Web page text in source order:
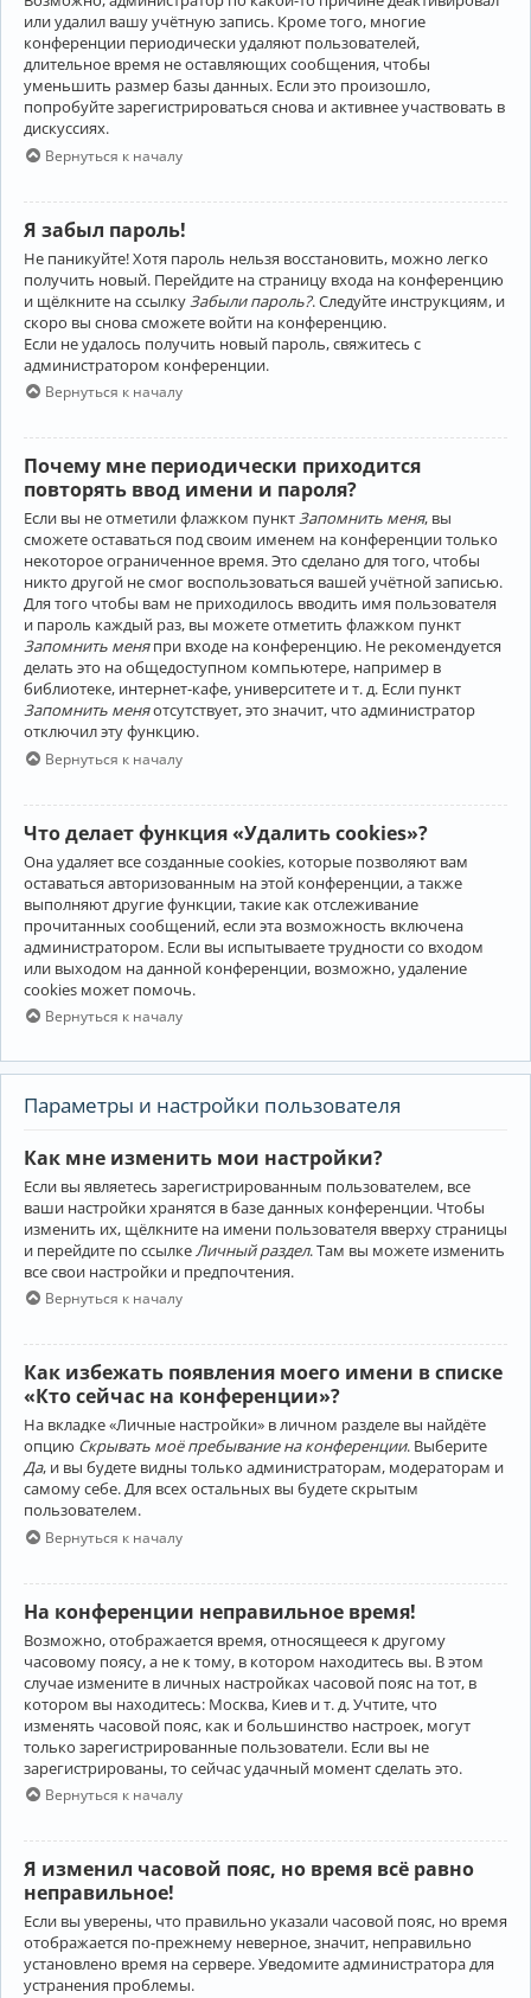
или удалил вашу учётную запись. Кроме того, многие
конференции периодически удаляют пользователей,
длительное время не оставляющих сообщения, чтобы
уменьшить размер базы данных. Если это произошло,
попробуйте зарегистрироваться снова и активнее участвовать в
дискуссиях.
Вернуться к началу
Я забыл пароль!
Не паникуйте! Хотя пароль нельзя восстановить, можно легко
получить новый. Перейдите на страницу входа на конференцию
и щёлкните на ссылку Забыли пароль?. Следуйте инструкциям, и
скоро вы снова сможете войти на конференцию.
Если не удалось получить новый пароль, свяжитесь с
администратором конференции.
Вернуться к началу
Почему мне периодически приходится
повторять ввод имени и пароля?
Если вы не отметили флажком пунктЗапомнить меня, вы
сможете оставаться под своим именем на конференции только
некоторое ограниченное время. Это сделано для того, чтобы
никто другой не смог воспользоваться вашей учётной записью.
Для того чтобы вам не приходилось вводить имя пользователя
и пароль каждый раз, вы можете отметить флажком пункт
Запомнить меняпри входе на конференцию. Не рекомендуется
делать это на общедоступном компьютере, например в
библиотеке, интернет-кафе, университете и т. д. Если пункт
Запомнить меняотсутствует, это значит, что администратор
отключил эту функцию.
Вернуться к началу
Что делает функция «Удалить cookies»?
Она удаляет все созданные cookies, которые позволяют вам
оставаться авторизованным на этой конференции, а также
выполняют другие функции, такие как отслеживание
прочитанных сообщений, если эта возможность включена
администратором. Если вы испытываете трудности со входом
или выходом на данной конференции, возможно, удаление
cookies может помочь.
Вернуться к началу
Параметры и настройки пользователя
Как мне изменить мои настройки?
Если вы являетесь зарегистрированным пользователем, все
ваши настройки хранятся в базе данных конференции. Чтобы
изменить их, щёлкните на имени пользователя вверху страницы
и перейдите по ссылке Личный раздел. Там вы можете изменить
все свои настройки и предпочтения.
Вернуться к началу
Как избежать появления моего имени в списке
«Кто сейчас на конференции»?
На вкладке «Личные настройки» в личном разделе вы найдёте
опцию Скрывать моё пребывание на конференции. Выберите
Да, и вы будете видны только администраторам, модераторам и
самому себе. Для всех остальных вы будете скрытым
пользователем.
Вернуться к началу
На конференции неправильное время!
Возможно, отображается время, относящееся к другому
часовому поясу, а не к тому, в котором находитесь вы. В этом
случае измените в личных настройках часовой пояс на тот, в
котором вы находитесь: Москва, Киев и т. д. Учтите, что
изменять часовой пояс, как и большинство настроек, могут
только зарегистрированные пользователи. Если вы не
зарегистрированы, то сейчас удачный момент сделать это.
Вернуться к началу
Я изменил часовой пояс, но время всё равно
неправильное!
Если вы уверены, что правильно указали часовой пояс, но время
отображается по-прежнему неверное, значит, неправильно
установлено время на сервере. Уведомите администратора для
устранения проблемы.